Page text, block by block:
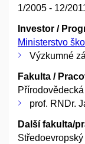
1/2005 - 12/
Investor /
Ministerstvo
Výzkumné
Fakulta /
prof. RNDr.
Další fakulta/